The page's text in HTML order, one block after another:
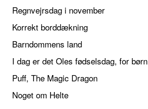
Regnvejrsdag i november
Korrekt borddækning
Barndommens land
I dag er det Oles fødselsdag, for børn
Puff, The Magic Dragon
Noget om Helte